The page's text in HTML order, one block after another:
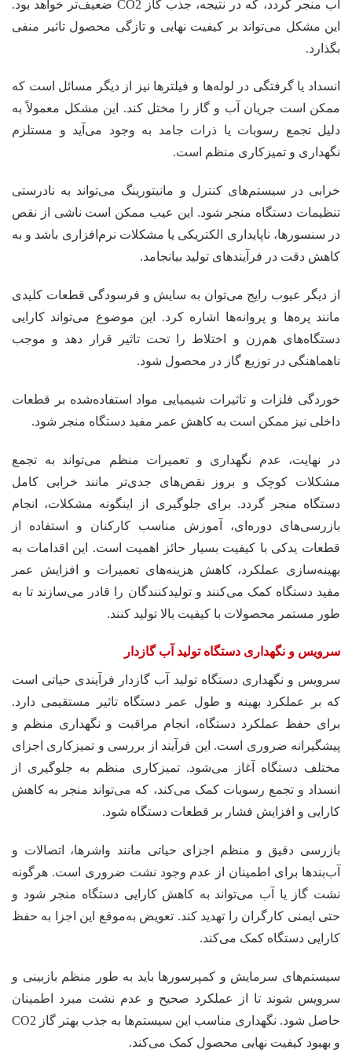
آب منجر گردد، که در نتیجه، جذب گاز CO2 ضعیف‌تر خواهد بود.
این مشکل می‌تواند بر کیفیت نهایی و تازگی محصول تاثیر منفی
بگذارد.
انسداد یا گرفتگی در لوله‌ها و فیلترها نیز از دیگر مسائل است که
ممکن است جریان آب و گاز را مختل کند. این مشکل معمولاً به
دلیل تجمع رسوبات یا ذرات جامد به وجود می‌آید و مستلزم
نگهداری و تمیزکاری منظم است.
خرابی در سیستم‌های کنترل و مانیتورینگ می‌تواند به نادرستی
تنظیمات دستگاه منجر شود. این عیب ممکن است ناشی از نقص
در سنسورها، ناپایداری الکتریکی یا مشکلات نرم‌افزاری باشد و به
کاهش دقت در فرآیندهای تولید بیانجامد.
از دیگر عیوب رایج می‌توان به سایش و فرسودگی قطعات کلیدی
مانند پره‌ها و پروانه‌ها اشاره کرد. این موضوع می‌تواند کارایی
دستگاه‌های هم‌زن و اختلاط را تحت تاثیر قرار دهد و موجب
ناهماهنگی در توزیع گاز در محصول شود.
خوردگی فلزات و تاثیرات شیمیایی مواد استفاده‌شده بر قطعات
داخلی نیز ممکن است به کاهش عمر مفید دستگاه منجر شود.
در نهایت، عدم نگهداری و تعمیرات منظم می‌تواند به تجمع
مشکلات کوچک و بروز نقص‌های جدی‌تر مانند خرابی کامل
دستگاه منجر گردد. برای جلوگیری از اینگونه مشکلات، انجام
بازرسی‌های دوره‌ای، آموزش مناسب کارکنان و استفاده از
قطعات یدکی با کیفیت بسیار حائز اهمیت است. این اقدامات به
بهینه‌سازی عملکرد، کاهش هزینه‌های تعمیرات و افزایش عمر
مفید دستگاه کمک می‌کنند و تولیدکنندگان را قادر می‌سازند تا به
طور مستمر محصولات با کیفیت بالا تولید کنند.
سرویس و نگهداری دستگاه تولید آب گازدار
سرویس و نگهداری دستگاه تولید آب گازدار فرآیندی حیاتی است
که بر عملکرد بهینه و طول عمر دستگاه تاثیر مستقیمی دارد.
برای حفظ عملکرد دستگاه، انجام مراقبت و نگهداری منظم و
پیشگیرانه ضروری است. این فرآیند از بررسی و تمیزکاری اجزای
مختلف دستگاه آغاز می‌شود. تمیزکاری منظم به جلوگیری از
انسداد و تجمع رسوبات کمک می‌کند، که می‌تواند منجر به کاهش
کارایی و افزایش فشار بر قطعات دستگاه شود.
بازرسی دقیق و منظم اجزای حیاتی مانند واشرها، اتصالات و
آب‌بندها برای اطمینان از عدم وجود نشت ضروری است. هرگونه
نشت گاز یا آب می‌تواند به کاهش کارایی دستگاه منجر شود و
حتی ایمنی کارگران را تهدید کند. تعویض به‌موقع این اجزا به حفظ
کارایی دستگاه کمک می‌کند.
سیستم‌های سرمایش و کمپرسورها باید به طور منظم بازبینی و
سرویس شوند تا از عملکرد صحیح و عدم نشت مبرد اطمینان
حاصل شود. نگهداری مناسب این سیستم‌ها به جذب بهتر گاز CO2
و بهبود کیفیت نهایی محصول کمک می‌کند.